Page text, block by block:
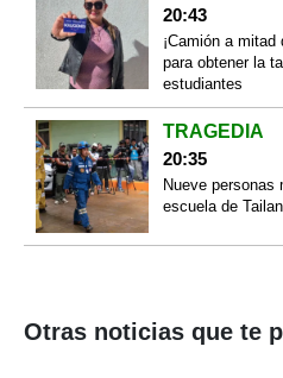
20:43
¡Camión a
para obtener la
estudiantes
TRAGEDIA
20:35
Nueve personas
escuela de
Otras noticias que te